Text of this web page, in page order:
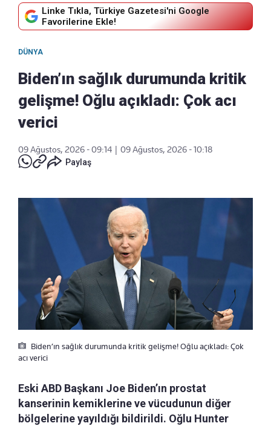
Linke Tıkla, Türkiye Gazetesi'ni Google
Favorilerine Ekle!
DÜNYA
Biden’ın sağlık durumunda kritik
gelişme! Oğlu açıkladı: Çok acı
verici
09 Ağustos, 2026 - 09:14
09 Ağustos, 2026 - 10:18
Paylaş
Biden’ın sağlık durumunda kritik gelişme! Oğlu açıkladı: Çok
acı verici
Eski ABD Başkanı Joe Biden’ın prostat
kanserinin kemiklerine ve vücudunun diğer
bölgelerine yayıldığı bildirildi. Oğlu Hunter